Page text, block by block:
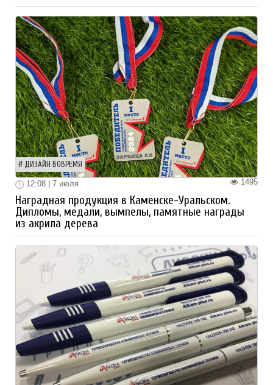
ДИЗАЙН ВОВРЕМЯ
1495
12:08 | 7 июля
Наградная продукция в Каменске-Уральском.
Дипломы, медали, вымпелы, памятные награды
из акрила дерева